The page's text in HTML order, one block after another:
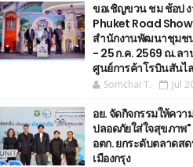
ขอเชิญขวน ชม ช้อป
Phuket Road
สำนักงานพัฒนาชุมชน
- 25 ก.ค. 2569 ณ.ลา
ศูนย์การค้าโรบินสันไ
Somchai T. Jul
อย. จัดกิจกรรมให้ควา
ปลอดภัยใส่ใจสุขภาพ
อตก. ยกระดับตลาดส
เมืองกรุง